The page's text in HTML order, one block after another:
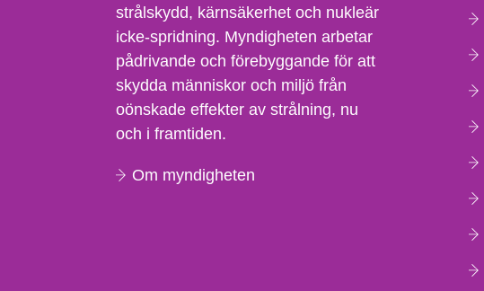
strålskydd, kärnsäkerhet och nukleär
icke-spridning. Myndigheten arbetar
pådrivande och förebyggande för att
skydda människor och miljö från
oönskade effekter av strålning, nu
och i framtiden.
Om myndigheten